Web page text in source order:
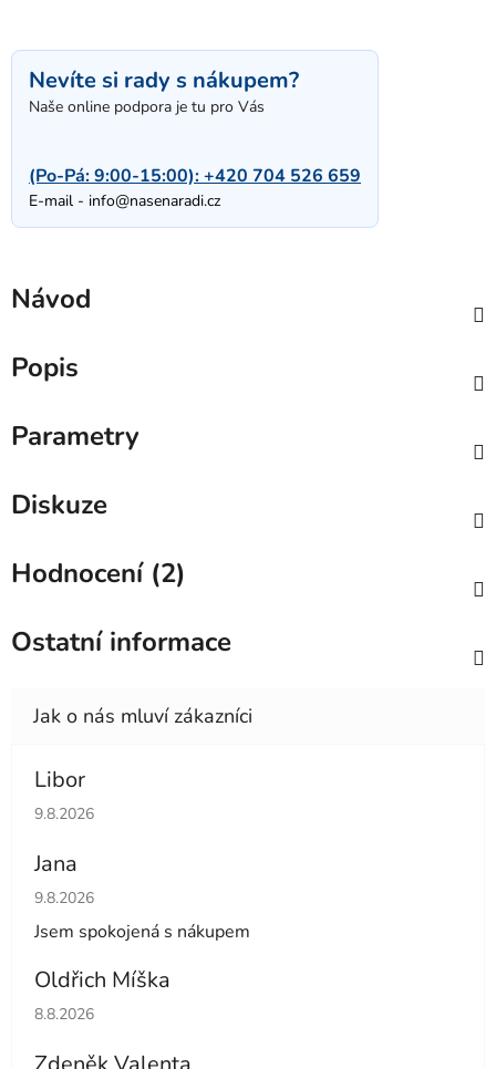
Nevíte si rady s nákupem?
Naše online podpora je tu pro Vás
(Po-Pá: 9:00-15:00):+420 704 526 659
E-mail - info@nasenaradi.cz
Návod
Popis
Parametry
Diskuze
Hodnocení (2)
Ostatní informace
Libor
Hodnocení obchodu je 5 z 5 hvězdiček.
9.8.2026
Jana
Hodnocení obchodu je 5 z 5 hvězdiček.
9.8.2026
Jsem spokojená s nákupem
Oldřich Míška
Hodnocení obchodu je 5 z 5 hvězdiček.
8.8.2026